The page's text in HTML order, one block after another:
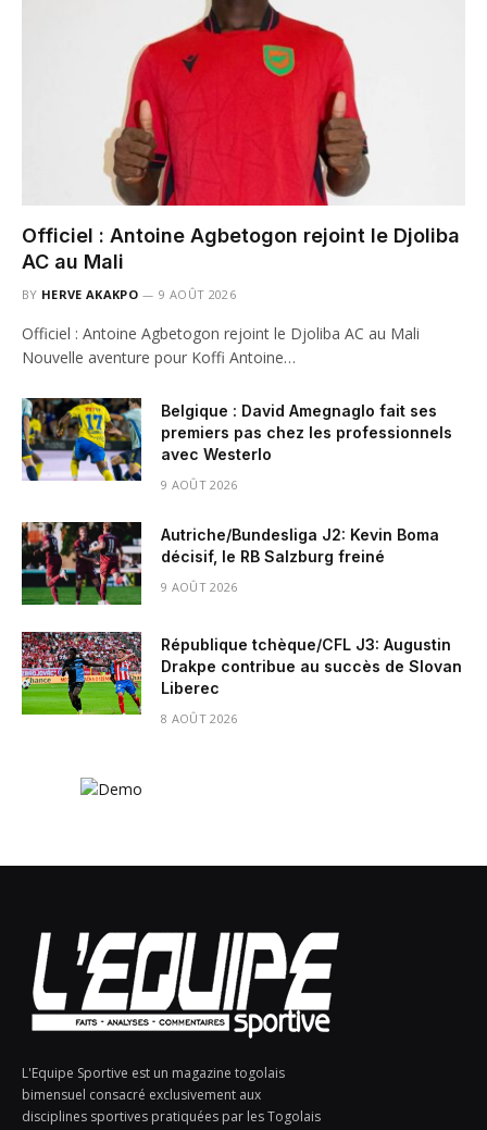
Officiel : Antoine Agbetogon rejoint le Djoliba
AC au Mali
BY HERVE AKAKPO 9 AOÛT 2026
Officiel : Antoine Agbetogon rejoint le Djoliba AC au Mali
Nouvelle aventure pour Koffi Antoine…
Belgique : David Amegnaglo fait ses
premiers pas chez les professionnels
avec Westerlo
9 AOÛT 2026
Autriche/Bundesliga J2: Kevin Boma
décisif, le RB Salzburg freiné
9 AOÛT 2026
République tchèque/CFL J3: Augustin
Drakpe contribue au succès de Slovan
Liberec
8 AOÛT 2026
L'Equipe Sportive est un magazine togolais
bimensuel consacré exclusivement aux
disciplines sportives pratiquées par les Togolais